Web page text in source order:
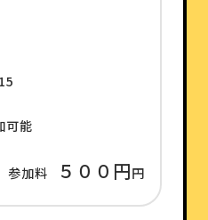
可能
参加料 ５００円円